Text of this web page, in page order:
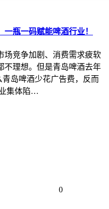
瓶一码赋能啤酒行业！
竞争加剧、消费需求疲软
不理想。但是青岛啤酒去年
岛啤酒少花广告费，反而
集体陷…
0